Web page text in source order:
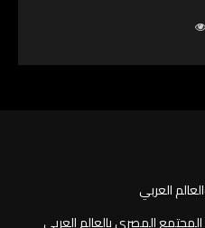
العربي
المصري بالعالم العربي